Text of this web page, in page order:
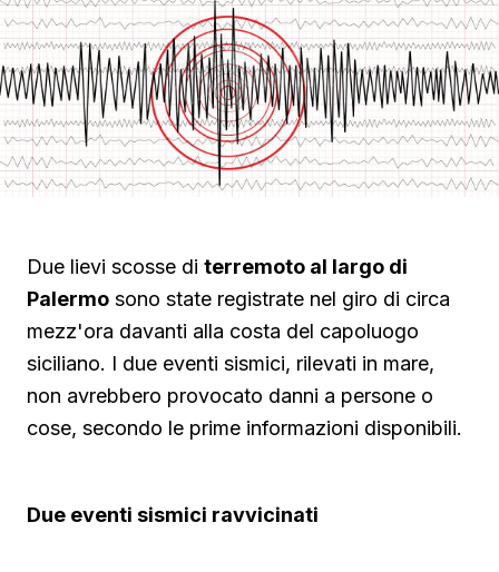
Due lievi scosse di terremoto al largo di
Palermo sono state registrate nel giro di circa
mezz'ora davanti alla costa del capoluogo
siciliano. I due eventi sismici, rilevati in mare,
non avrebbero provocato danni a persone o
cose, secondo le prime informazioni disponibili.
Due eventi sismici ravvicinati